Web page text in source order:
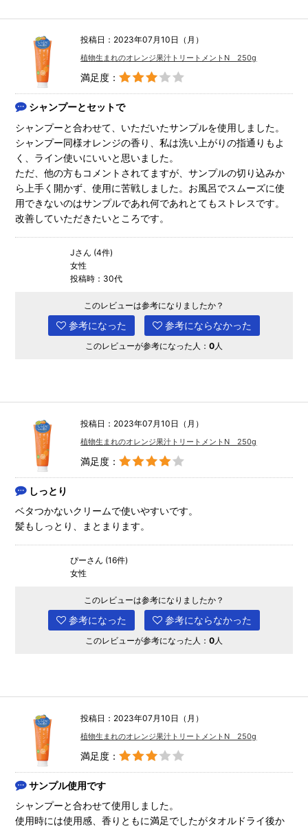
投稿日：2023年07月10日（月）
植物生まれのオレンジ果汁トリートメントN 250g
満足度：
シャンプーとセットで
シャンプーと合わせて、いただいたサンプルを使用しました。
シャンプー同様オレンジの香り、私は洗い上がりの指通りもよ
く、ライン使いにいいと思いました。
ただ、他の方もコメントされてますが、サンプルの切り込みか
ら上手く開かず、使用に苦戦しました。お風呂でスムーズに使
用できないのはサンプルであれ何であれとてもストレスです。
改善していただきたいところです。
Jさん (4件)
女性
投稿時：30代
このレビューは参考になりましたか？
参考になった 参考にならなかった
このレビューが参考になった人： 0 人
投稿日：2023年07月10日（月）
植物生まれのオレンジ果汁トリートメントN 250g
満足度：
しっとり
ベタつかないクリームで使いやすいです。
髪もしっとり、まとまります。
ぴーさん (16件)
女性
このレビューは参考になりましたか？
参考になった 参考にならなかった
このレビューが参考になった人： 0 人
投稿日：2023年07月10日（月）
植物生まれのオレンジ果汁トリートメントN 250g
満足度：
サンプル使用です
シャンプーと合わせて使用しました。
使用時には使用感、香りともに満足でしたがタオルドライ後か